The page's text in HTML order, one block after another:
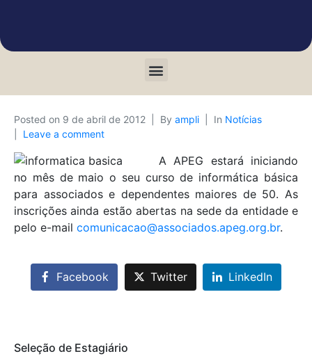
Posted on 9 de abril de 2012 By ampli In Notícias
Leave a comment
A APEG estará iniciando
no mês de maio o seu curso de informática básica
para associados e dependentes maiores de 50. As
inscrições ainda estão abertas na sede da entidade e
pelo e-mail comunicacao@associados.apeg.org.br.
Facebook Twitter LinkedIn
Seleção de Estagiário